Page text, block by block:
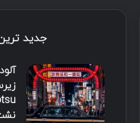
جدید